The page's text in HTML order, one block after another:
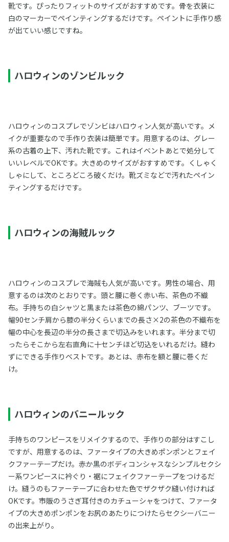
靴です。ぴったりフィットのサイズがおすすめです。骨を衣装に
白のマーカーでペインティングするだけです。ペイントに手作り感
が出ていい感じですね。
ハロウィンのゾンビルック
ハロウィンのコスプレでゾンビはハロウィン人気が高いです。メ
イクが重要なので手作り衣装は簡単です。用意するのは、グレー
系の古着の上下、汚れた靴です。これはイベントあとで処分して
いいレベルでOKです。大きめのサイズがおすすめです。くしゃく
しゃにして、ところどころ破くだけ。靴ズミなどで汚れたペイン
ティングするだけです。
ハロウィンの海賊ルック
ハロウィンのコスプレで海賊も人気が高いです。男性の場合、用
意するのは次のとおりです。頭と腰に巻く赤い布、茶色の不織
布。手持ちの白シャツと黒または茶色の綿パンツ、ブーツです。
幅90センチ肩から膝の半分くらいまでの長さ×2の茶色の不織布を
幅の中心を長辺の半分の長さまで切込みをいれます。半分まで切
ったらそこから左右直角に十センチほど切込をいれるだけ。縫わ
ずにできる手作りベストです。あとは、赤布を額と腰に巻くだ
け。
ハロウィンのバニールック
手持ちのワンピースをリメイクするので、手作りの部分はすこし
ですが、用意するのは、ファータイプの大きめポンポンとフェイ
クファーテープだけ。赤か黒のボディコンシャスなシンプルセクシ
ー系ワンピースに衿ぐり・裾にフェイクファーテープをつけるだ
け。縫うのもファーテープに合わせた色でザクザク縫い付ければ
OKです。市販のうさぎ耳付きのカチューシャをつけて、ファータ
イプの大きめポンポンをお尻のあたりにつけたらセクシーバニー
の出来上がり。